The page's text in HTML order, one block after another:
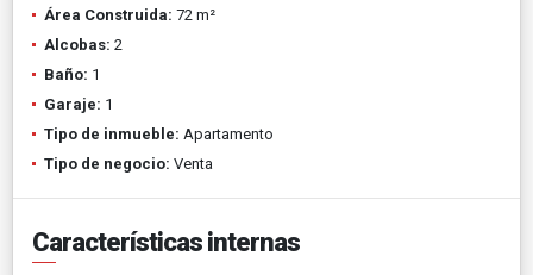
Área Construida: 72 m²
Alcobas: 2
Baño: 1
Garaje: 1
Tipo de inmueble: Apartamento
Tipo de negocio: Venta
Características internas